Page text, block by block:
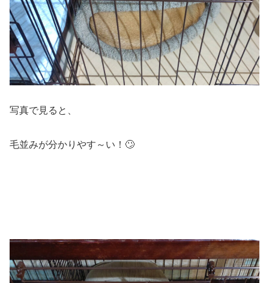
写真で見ると、
毛並みが分かりやす～い！🙄